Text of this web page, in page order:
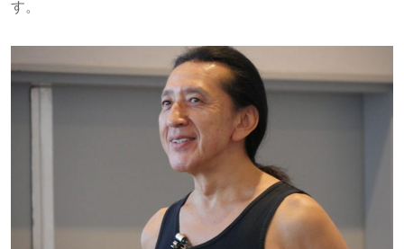
す。